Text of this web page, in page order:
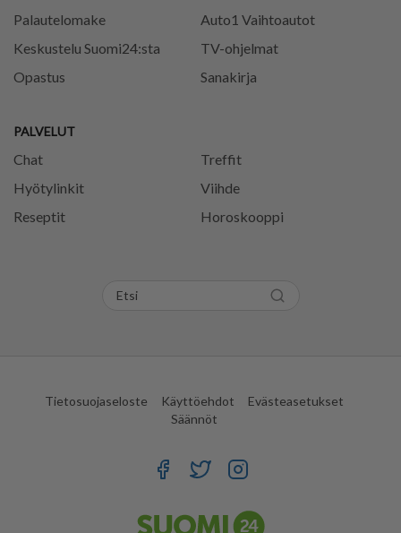
Palautelomake
Keskustelu Suomi24:sta
Opastus
PALVELUT
Chat
Treffit
Hyötylinkit
Viihde
Reseptit
Horoskooppi
Auto1 Vaihtoautot
TV-ohjelmat
Sanakirja
Tietosuojaseloste Käyttöehdot
Evästeasetukset
Säännöt